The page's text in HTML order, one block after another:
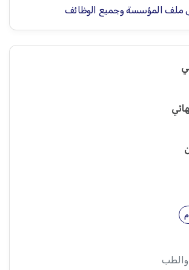
المؤسسة وجميع الوظائف
والطب